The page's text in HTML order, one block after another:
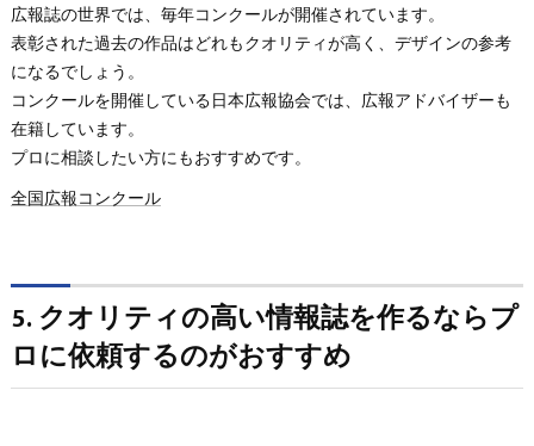
広報誌の世界では、毎年コンクールが開催されています。
表彰された過去の作品はどれもクオリティが高く、デザインの参考
になるでしょう。
コンクールを開催している日本広報協会では、広報アドバイザーも
在籍しています。
プロに相談したい方にもおすすめです。
全国広報コンクール
5. クオリティの高い情報誌を作るならプ
ロに依頼するのがおすすめ